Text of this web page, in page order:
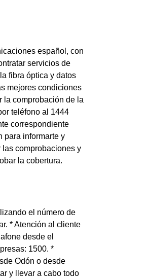
español, con
servicios de
fibra óptica y datos
mejores condiciones
la comprobación de la
teléfono al 1444
correspondiente
para informarte y
comprobaciones y
la cobertura.
el número de
* Atención al cliente
desde el
1500. *
Odón o desde
y llevar a cabo todo